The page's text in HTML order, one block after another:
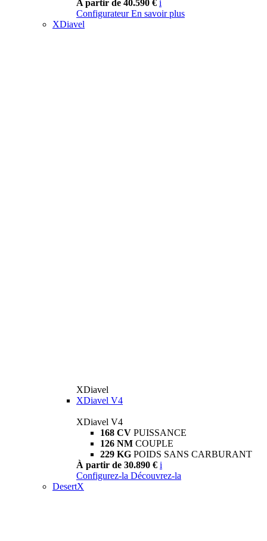
A partir de 40.590 € i
Configurateur En savoir plus
XDiavel
XDiavel
XDiavel V4
XDiavel V4
168 CV PUISSANCE
126 NM COUPLE
229 KG POIDS SANS CARBURANT
À partir de 30.890 € i
Configurez-la Découvrez-la
DesertX